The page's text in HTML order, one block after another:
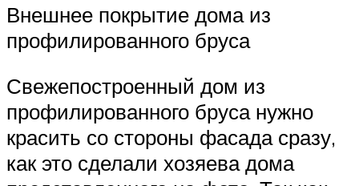
Внешнее покрытие дома из
профилированного бруса
Свежепостроенный дом из
профилированного бруса нужно
красить со стороны фасада сразу,
как это сделали хозяева дома